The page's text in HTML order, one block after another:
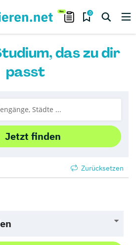
0
das zu dir
passt
Jetzt finden
Zurücksetzen